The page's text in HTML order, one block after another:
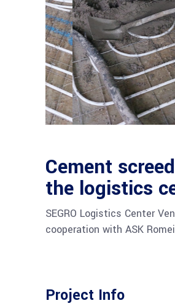
Cement
the logistics
SEGRO Logistics Center
cooperation with ASK
Project Info